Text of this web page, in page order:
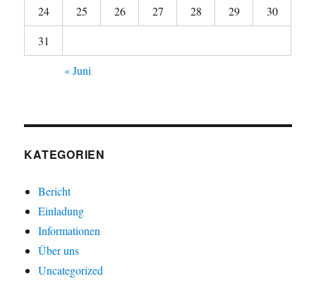
24
25 26 27 28 29
30
31
« Juni
KATEGORIEN
Bericht
Einladung
Informationen
Über uns
Uncategorized